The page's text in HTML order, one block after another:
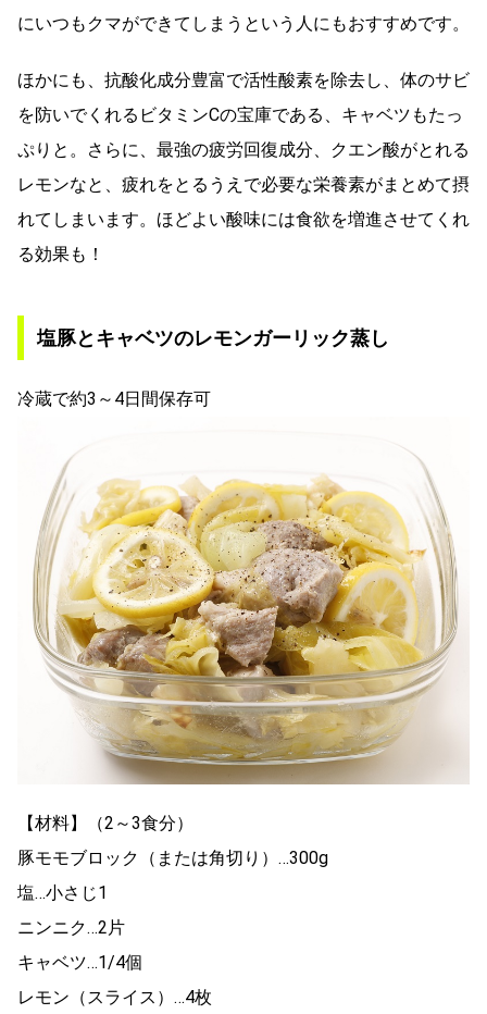
にいつもクマができてしまうという人にもおすすめです。
ほかにも、抗酸化成分豊富で活性酸素を除去し、体のサビ
を防いでくれるビタミンCの宝庫である、キャベツもたっ
ぷりと。さらに、最強の疲労回復成分、クエン酸がとれる
レモンなと、疲れをとるうえで必要な栄養素がまとめて摂
れてしまいます。ほどよい酸味には食欲を増進させてくれ
る効果も！
塩豚とキャベツのレモンガーリック蒸し
冷蔵で約3～4日間保存可
【材料】（2～3食分）
豚モモブロック（または角切り）…300g
塩…小さじ1
ニンニク…2片
キャベツ…1/4個
レモン（スライス）…4枚